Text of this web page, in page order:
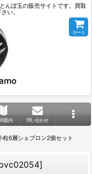
んぼ玉の販売サイトです。買取
い。
カート
案内 問い合わせ
粒6層シェブロン2個セット
]